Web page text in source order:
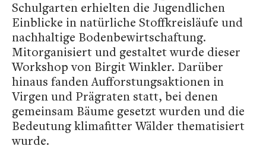
Schulgarten erhielten die Jugendlichen
Einblicke in natürliche Stoffkreisläufe und
nachhaltige Bodenbewirtschaftung.
Mitorganisiert und gestaltet wurde dieser
Workshop von Birgit Winkler. Darüber
hinaus fanden Aufforstungsaktionen in
Virgen und Prägraten statt, bei denen
gemeinsam Bäume gesetzt wurden und die
Bedeutung klimafitter Wälder thematisiert
wurde.